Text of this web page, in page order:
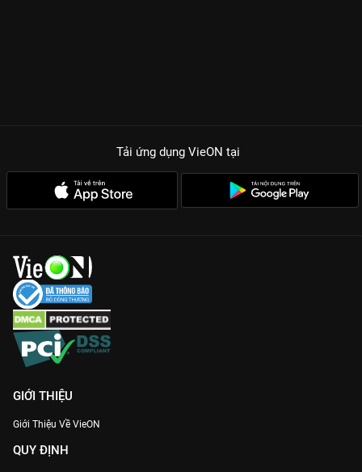
Tải ứng dụng VieON tại
GIỚI THIỆU
Giới Thiệu Về VieON
QUY ĐỊNH